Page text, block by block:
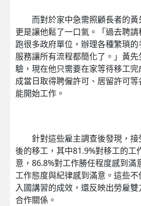
而對於家中急需照顧長者的黃
更是讓他鬆了一口氣。「過去聘
跑很多政府單位，辦理各種繁瑣
服務讓所有流程都簡化了。」黃
驗，現在他只需要在家等待移工
成當日取得聘僱許可、居留許可
能開始工作。
針對這些雇主調查後發現，接
後的移工，其中81.9%對移工的工
意，86.8%對工作勝任程度感到滿
工作態度與紀律感到滿意。這些
入國講習的成效，還反映出勞雇
合作關係。